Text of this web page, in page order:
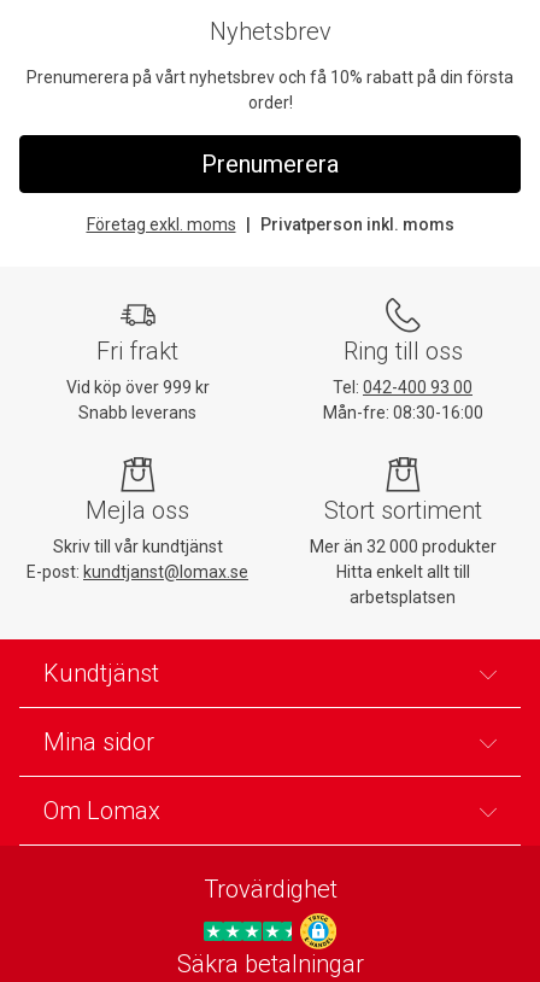
Nyhetsbrev
Prenumerera på vårt nyhetsbrev och få 10% rabatt på din första
order!
Prenumerera
Företag exkl. moms Privatperson inkl. moms
Fri frakt
Vid köp över 999 kr
Snabb leverans
Ring till oss
Tel: 042-400 93 00
Mån-fre: 08:30-16:00
Mejla oss
Skriv till vår kundtjänst
E-post: kundtjanst@lomax.se
Stort sortiment
Mer än 32 000 produkter
Hitta enkelt allt till
arbetsplatsen
Kundtjänst
Mina sidor
Om Lomax
Trovärdighet
Trygg E-handel
Säkra betalningar